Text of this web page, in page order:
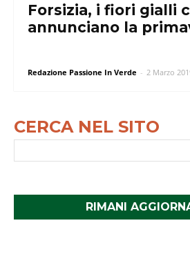
Forsizia, i fiori gialli
annunciano la
Redazione Passione In Verde - 2 Marzo
CERCA NEL SITO
RIMANI